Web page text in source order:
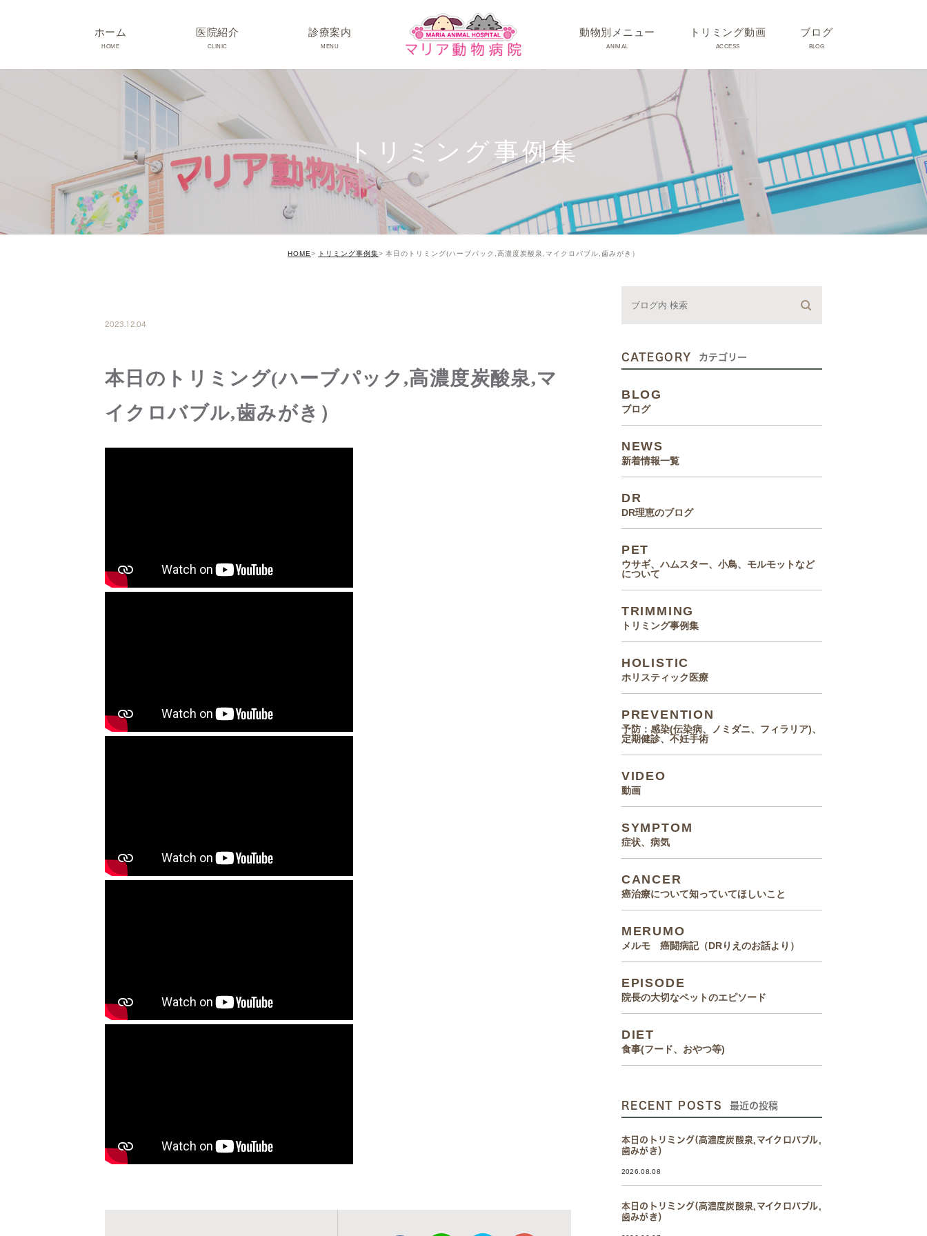
ホーム
HOME
医院紹介
CLINIC
院長･スタッフ紹介
診療時間･アクセス
院内紹介･初診の方へ
医院設備
診療案内
MENU
動物別メニュー
ANIMAL
ネコちゃんの病気
うさぎちゃん･その他動物の病気
トリミング動画
ACCESS
ブログ
BLOG
うさぎ、ハムスター、小鳥、
モルモットなどについて
トリミング事例集
ホリスティック医療
トリミング事例集
HOME トリミング事例集 本日のトリミング(ハーブパック,高濃度炭酸泉,マイクロバブル,歯みがき）
2023.12.04
本日のトリミング(ハーブパック,高濃度炭酸泉,マ
イクロバブル,歯みがき）
CATEGORY カテゴリー
BLOG
ブログ
NEWS
新着情報一覧
DR
DR理恵のブログ
PET
ウサギ、ハムスター、小鳥、モルモットなど
について
TRIMMING
トリミング事例集
HOLISTIC
ホリスティック医療
PREVENTION
予防：感染(伝染病、ノミダニ、フィラリア)、
定期健診、不妊手術
VIDEO
動画
SYMPTOM
症状、病気
CANCER
癌治療について知っていてほしいこと
MERUMO
メルモ 癌闘病記（DRりえのお話より）
EPISODE
院長の大切なペットのエピソード
DIET
食事(フード、おやつ等)
RECENT POSTS 最近の投稿
本日のトリミング(高濃度炭酸泉,マイクロバブル,
歯みがき）
2026.08.08
本日のトリミング(高濃度炭酸泉,マイクロバブル,
歯みがき）